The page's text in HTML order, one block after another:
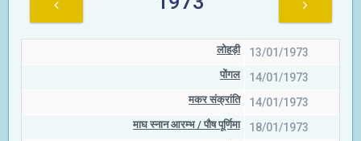
लोहड़ी 13/01/1973
पोंगल 14/01/1973
मकर संक्रांति 14/01/1973
माघ स्नान आरम्भ / पौष पूर्णिमा 18/01/1973